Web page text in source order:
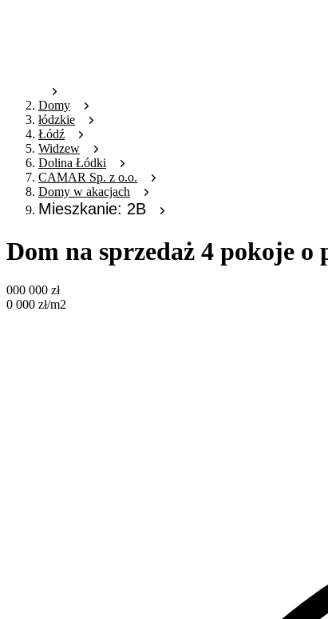
Domy
łódzkie
Łódź
Widzew
Dolina Łódki
CAMAR Sp. z o.o.
Domy w akacjach
Mieszkanie: 2B
Dom na sprzedaż 4 pokoje o
000 000 zł
0 000 zł/m2